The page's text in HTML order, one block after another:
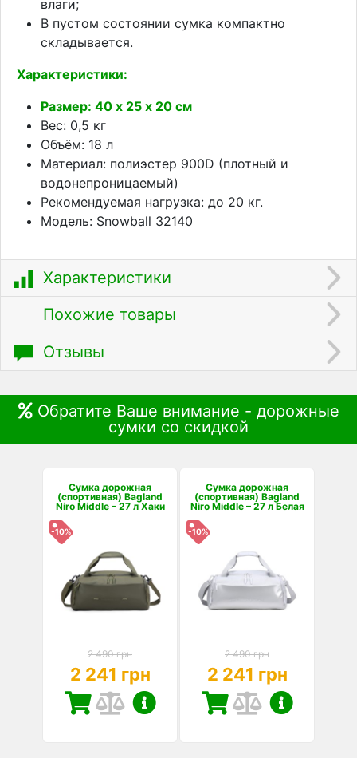
влаги;
В пустом состоянии сумка компактно
складывается.
Характеристики:
Размер: 40 х 25 х 20 см
Вес: 0,5 кг
Объём: 18 л
Материал: полиэстер 900D (плотный и
водонепроницаемый)
Рекомендуемая нагрузка: до 20 кг.
Модель: Snowball 32140
Характеристики
Похожие товары
Отзывы
Обратите Ваше внимание - дорожные
сумки со скидкой
Сумка дорожная
(спортивная) Bagland
Niro Middle – 27 л Хаки
-10%
2 490 грн
2 241 грн
Сумка дорожная
(спортивная) Bagland
Niro Middle – 27 л Белая
-10%
2 490 грн
2 241 грн